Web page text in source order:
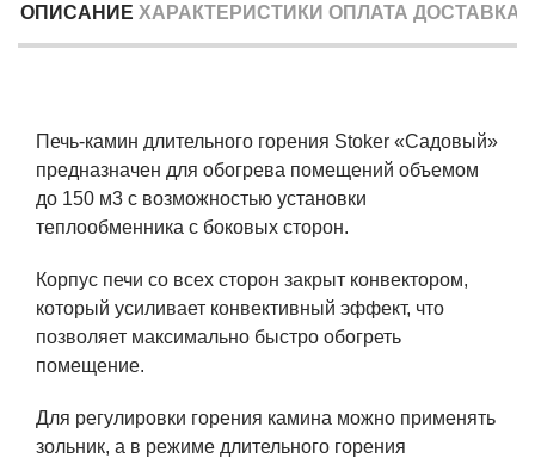
ОПИСАНИЕ ХАРАКТЕРИСТИКИ ОПЛАТА ДОСТАВКА
Печь-камин длительного горения Stoker «Садовый»
предназначен для обогрева помещений объемом
до 150 м3 c возможностью установки
теплообменника с боковых сторон.
Корпус печи со всех сторон закрыт конвектором,
который усиливает конвективный эффект, что
позволяет максимально быстро обогреть
помещение.
Для регулировки горения камина можно применять
зольник, а в режиме длительного горения